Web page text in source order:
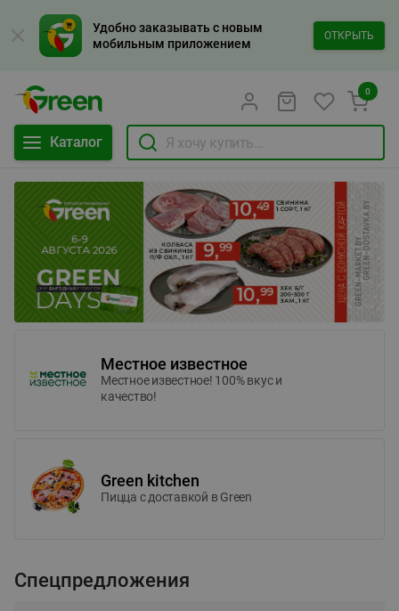
Удобно заказывать с новым
мобильным приложением
ОТКРЫТЬ
Каталог
0
Местное известное
Местное известное! 100% вкус и
качество!
Green kitchen
Пицца c доставкой в Green
Спецпредложения